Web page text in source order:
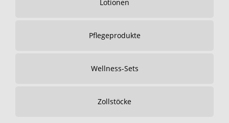
Lotionen
Pflegeprodukte
Wellness-Sets
Zollstöcke